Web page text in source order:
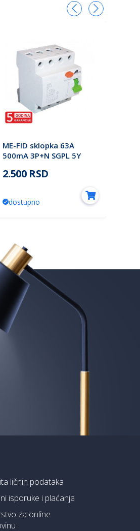
ME-FID sklopka 63A
500mA 3P+N SGPL 5Y
2.500 RSD
dostupno
ličnih podataka
isporuke i plaćanja
za online